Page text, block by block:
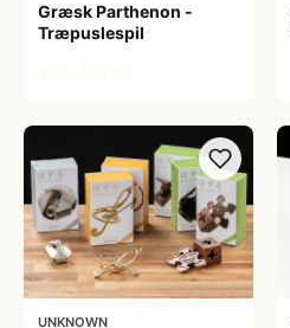
Græsk Parthenon -
Træpuslespil
UNKNOWN